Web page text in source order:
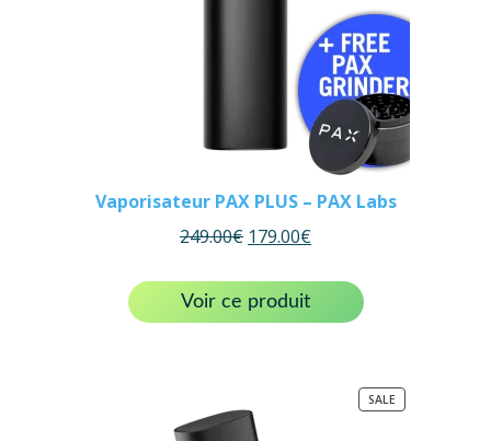
Vaporisateur PAX PLUS – PAX Labs
249.00€ 179.00€
Voir ce produit
SALE
ON